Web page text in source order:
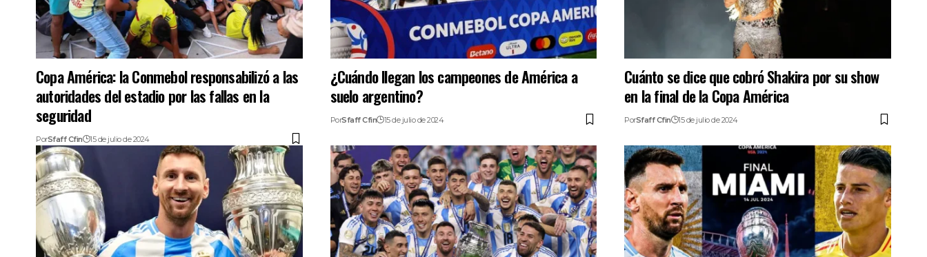
Copa América: la Conmebol responsabilizó a las
autoridades del estadio por las fallas en la
seguridad
PorSfaff Cfin 15 de julio de 2024
¿Cuándo llegan los campeones de América a
suelo argentino?
PorSfaff Cfin 15 de julio de 2024
Cuánto se dice que cobró Shakira por su show
en la final de la Copa América
PorSfaff Cfin 15 de julio de 2024